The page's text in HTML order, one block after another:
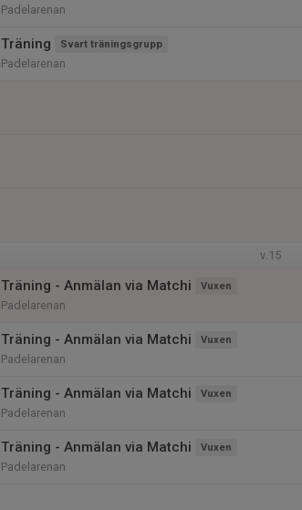
Padelarenan
Träning Svart träningsgrupp
Padelarenan
v.15
Träning - Anmälan via Matchi Vuxen
Padelarenan
Träning - Anmälan via Matchi Vuxen
Padelarenan
Träning - Anmälan via Matchi Vuxen
Padelarenan
Träning - Anmälan via Matchi Vuxen
Padelarenan